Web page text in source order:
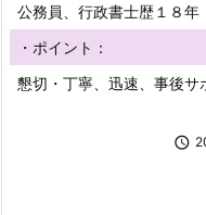
公務員、行政書士歴１８年
・ポイント：
懇切・丁寧、迅速、事後サ
